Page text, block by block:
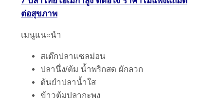
ต่อสุขภาพ
เมนูแนะนำ
สเต๊กปลาแซลม่อน
ปลานึ่ง/ต้ม น้ำพริกสด ผักลวก
ต้นยำปลาน้ำใส
ข้าวต้มปลากะพง